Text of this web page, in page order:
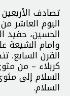
تصادف
اليوم العاشر
الحسين، حفيد
وامام الشيعة
القرن السابع.
كربلاء – من
السلام إلى
السلام.